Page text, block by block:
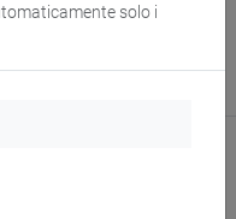
solo i